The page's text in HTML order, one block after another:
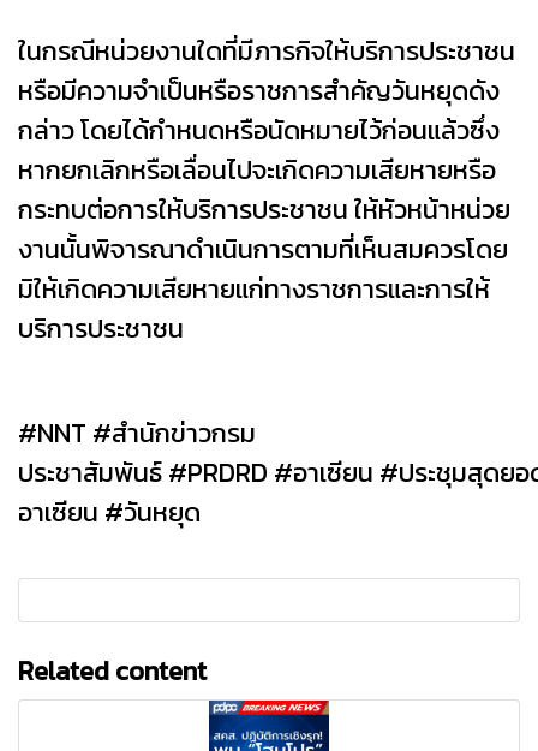
ในกรณีหน่วยงานใดที่มีภารกิจให้บริการประชาชน
หรือมีความจำเป็นหรือราชการสำคัญวันหยุดดัง
กล่าว โดยได้กำหนดหรือนัดหมายไว้ก่อนแล้วซึ่ง
หากยกเลิกหรือเลื่อนไปจะเกิดความเสียหายหรือ
กระทบต่อการให้บริการประชาชน ให้หัวหน้าหน่วย
งานนั้นพิจารณาดำเนินการตามที่เห็นสมควรโดย
มิให้เกิดความเสียหายแก่ทางราชการและการให้
บริการประชาชน
#NNT #สำนักข่าวกรม
ประชาสัมพันธ์ #PRDRD #อาเซียน #ประชุมสุดย
อาเซียน #วันหยุด
Related content